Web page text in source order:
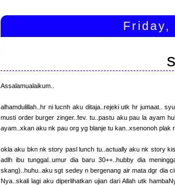
Friday,
Assalamualaikum..
alhamdulillah..hr ni lucnh aku ditaja..rejeki utk hr jumaat..
musti order burger zinger..fev. tu..pastu aku pau la ayam
ayam..xkan aku nk pau org yg blanje tu kan..xsenonoh plak
okla aku bkn nk story pasl lunch tu..actually aku nk story
adlh ibu tunggal..umur dia baru 30++..hubby dia
skang)..huhu..aku sgt sedey n bergenang air mata dgr dia
Nya..skali lagi aku diperlihatkan ujian dari Allah utk